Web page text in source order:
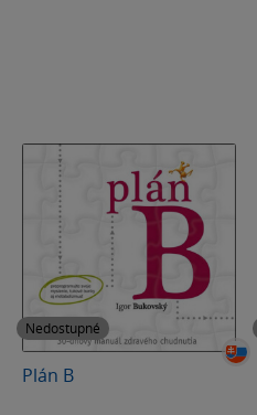
Nedostupné
Plán B